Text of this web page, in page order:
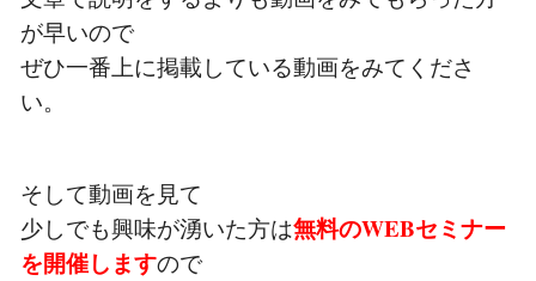
が早いので
ぜひ一番上に掲載している動画をみてくださ
い。
そして動画を見て
少しでも興味が湧いた方は無料のWEBセミナー
を開催しますので